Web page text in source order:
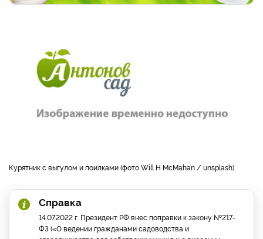
Курятник с выгулом и поилками (фото Will H McMahan / unsplash)
Справка
14.07.2022 г. Президент РФ внес поправки к закону №217-
ФЗ («О ведении гражданами садоводства и